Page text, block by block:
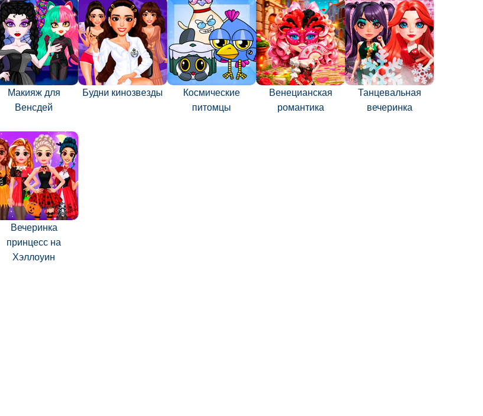
Макияж для
Венсдей
Будни кинозвезды
Космические
питомцы
Венецианская
романтика
Танцевальная
вечеринка
Вечеринка
принцесс на
Хэллоуин